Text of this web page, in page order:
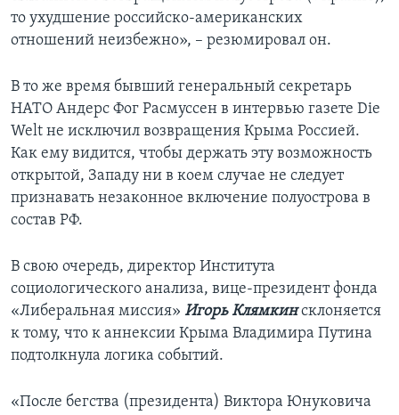
то ухудшение российско-американских
отношений неизбежно», – резюмировал он.
В то же время бывший генеральный секретарь
НАТО Андерс Фог Расмуссен в интервью газете Die
Welt не исключил возвращения Крыма Россией.
Как ему видится, чтобы держать эту возможность
открытой, Западу ни в коем случае не следует
признавать незаконное включение полуострова в
состав РФ.
В свою очередь, директор Института
социологического анализа, вице-президент фонда
«Либеральная миссия» Игорь Клямкинсклоняется
к тому, что к аннексии Крыма Владимира Путина
подтолкнула логика событий.
«После бегства (президента) Виктора Юнуковича